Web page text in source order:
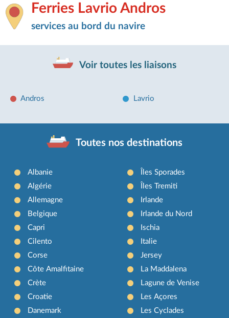
Ferries Lavrio Andros
services au bord du navire
Voir toutes les liaisons
Andros Lavrio
Toutes nos destinations
Albanie
Algérie
Allemagne
Belgique
Capri
Cilento
Corse
Côte Amalfitaine
Crète
Croatie
Danemark
Îles Sporades
Îles Tremiti
Irlande
Irlande du Nord
Ischia
Italie
Jersey
La Maddalena
Lagune de Venise
Les Açores
Les Cyclades